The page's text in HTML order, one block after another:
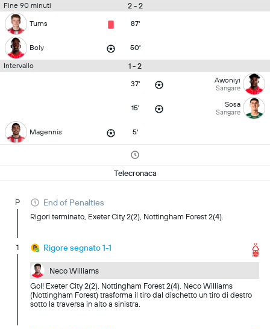
Fine 90 minuti 2 - 2
Turns 87'
Boly 50'
Intervallo 1 - 2
37' Awoniyi
Sangare
15' Sosa
Sangare
Magennis 5'
Telecronaca
P End of Penalties
Rigori terminato, Exeter City 2(2), Nottingham Forest 2(4).
1 Rigore segnato 1-1
Neco Williams
Gol! Exeter City 2(2), Nottingham Forest 2(4). Neco Williams
(Nottingham Forest) trasforma il tiro dal dischetto un tiro di destro
sotto la traversa in alto a sinistra.